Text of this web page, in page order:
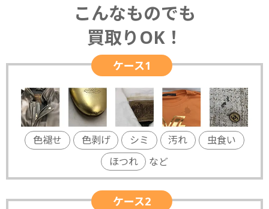
こんなものでも
買取りOK！
ケース1
色褪せ 色剥げ シミ 汚れ
虫食い
ほつれ
など
ケース2